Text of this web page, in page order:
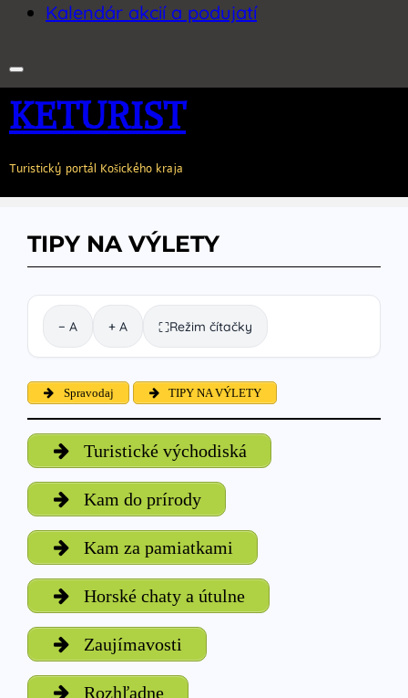
Kalendár akcií a podujatí
KETURIST
Turistický portál Košického kraja
TIPY NA VÝLETY
− A + A ⛶Režim čítačky
Spravodaj TIPY NA VÝLETY
Turistické východiská
Kam do prírody
Kam za pamiatkami
Horské chaty a útulne
Zaujímavosti
Rozhľadne